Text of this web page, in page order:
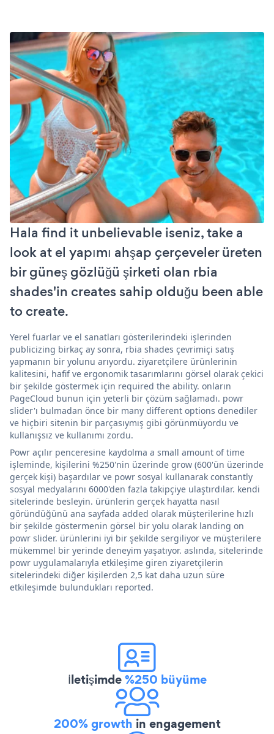
Hala find it unbelievable iseniz, take a
look at el yapımı ahşap çerçeveler üreten
bir güneş gözlüğü şirketi olan rbia
shades'in creates sahip olduğu been able
to create.
Yerel fuarlar ve el sanatları gösterilerindeki işlerinden
publicizing birkaç ay sonra, rbia shades çevrimiçi satış
yapmanın bir yolunu arıyordu. ziyaretçilere ürünlerinin
kalitesini, hafif ve ergonomik tasarımlarını görsel olarak çekici
bir şekilde göstermek için required the ability. onların
PageCloud bunun için yeterli bir çözüm sağlamadı. powr
slider'ı bulmadan önce bir many different options denediler
ve hiçbiri sitenin bir parçasıymış gibi görünmüyordu ve
kullanışsız ve kullanımı zordu.
Powr açılır penceresine kaydolma a small amount of time
işleminde, kişilerini %250'nin üzerinde grow (600'ün üzerinde
gerçek kişi) başardılar ve powr sosyal kullanarak constantly
sosyal medyalarını 6000'den fazla takipçiye ulaştırdılar. kendi
sitelerinde besleyin. ürünlerin gerçek hayatta nasıl
göründüğünü ana sayfada added olarak müşterilerine hızlı
bir şekilde göstermenin görsel bir yolu olarak landing on
powr slider. ürünlerini iyi bir şekilde sergiliyor ve müşterilere
mükemmel bir yerinde deneyim yaşatıyor. aslında, sitelerinde
powr uygulamalarıyla etkileşime giren ziyaretçilerin
sitelerindeki diğer kişilerden 2,5 kat daha uzun süre
etkileşimde bulundukları reported.
İletişimde%250 büyüme
200% growth in engagement